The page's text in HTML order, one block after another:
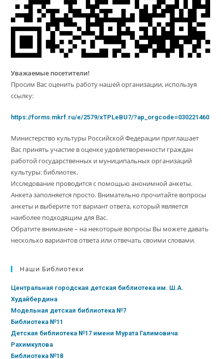
Уважаемые посетители!
Просим Вас оценить работу нашей организации, используя
ссылку:
https://forms.mkrf.ru/e/2579/xTPLeBU7/?ap_orgcode=030221460
Министерство культуры Российской Федерации приглашает
Вас принять участие в оценке удовлетворенности граждан
работой государственных и муниципальных организаций
культуры: библиотек.
Исследование проводится с помощью анонимной анкеты.
Анкета заполняется просто. Внимательно прочитайте вопросы
анкеты и выберите тот вариант ответа, который является
наиболее подходящим для Вас.
Обратите внимание – на некоторые вопросы Вы можете давать
несколько вариантов ответа или отвечать своими словами.
Наши Библиотеки
Центральная городская детская библиотека им. Ш.А.
Худайбердина
Модельная детская библиотека №7
Библиотека №11
Детская библиотека №17 имени Мурата Галимовича
Рахимкулова
Библиотека №18